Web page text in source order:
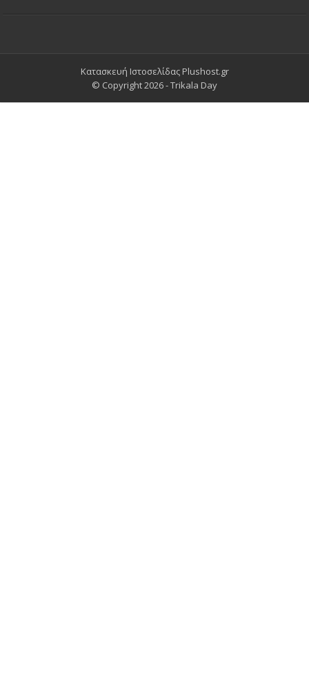
Κατασκευή Ιστοσελίδας Plushost.gr
© Copyright 2026 -Trikala Day